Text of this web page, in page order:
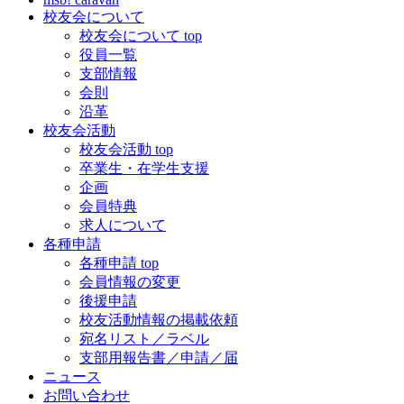
校友会について
校友会について top
役員一覧
支部情報
会則
沿革
校友会活動
校友会活動 top
卒業生・在学生支援
企画
会員特典
求人について
各種申請
各種申請 top
会員情報の変更
後援申請
校友活動情報の掲載依頼
宛名リスト／ラベル
支部用報告書／申請／届
ニュース
お問い合わせ